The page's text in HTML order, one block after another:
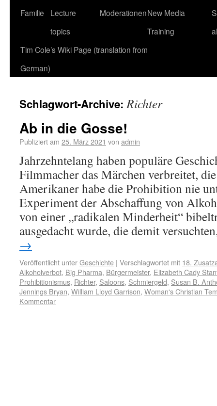
Familie
Lecture
topics
ModerationenNew Media
Training
Tim Cole’s Wiki Page (translation from
German)
Schlagwort-Archive:Richter
Ab in die Gosse!
Publiziert am 25. März 2021 von admin
Jahrzehntelang haben populäre
Filmmacher das Märchen verbreitet,
Amerikaner habe die Prohibition nie
Experiment der Abschaffung von
von einer „radikalen Minderheit“
ausgedacht wurde, die demit
→
Veröffentlicht unterGeschichte | Verschlagwortet mit 18.
Alkoholverbot, Big Pharma, Bürgermeister, Elizabeth Cady
Prohibitionismus, Richter, Saloons, Schmiergeld, Susan B.
Jennings Bryan, William Lloyd Garrison, Woman's Christian
Kommentar